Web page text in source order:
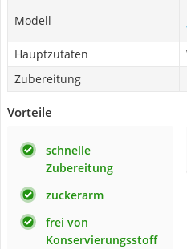
Modell
Hauptzutaten
Zubereitung
Vorteile
schnelle
Zubereitung
zuckerarm
frei von
Konservierungsstoff